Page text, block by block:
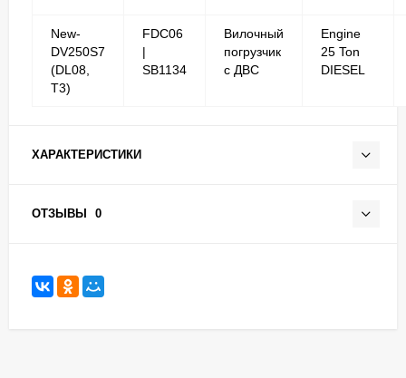
New-
DV250S7
(DL08,
T3)
FDC06
|
SB1134
Вилочный
погрузчик
с ДВС
Engine
25 Ton
DIESEL
ХАРАКТЕРИСТИКИ
ОТЗЫВЫ 0